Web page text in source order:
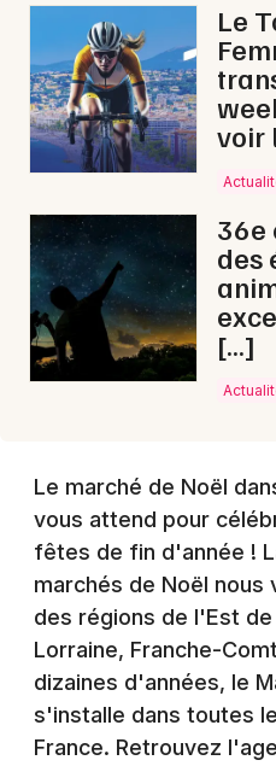
05 - Hautes-Alpes
Choisir mes départements
Mon email
Je
Le
voir
36e
des
[…]
Le marché de Noël
vous attend pour
fêtes de fin d'année !
marchés de Noël
des régions de l'Est
Lorraine, Franche-
dizaines d'années, le
s'installe dans toutes
France. Retrouvez